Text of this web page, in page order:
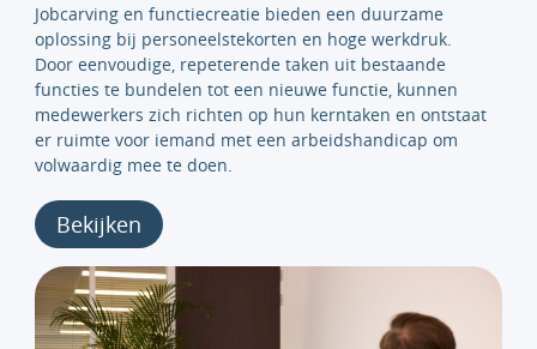
Jobcarving en functiecreatie bieden een duurzame
oplossing bij personeelstekorten en hoge werkdruk.
Door eenvoudige, repeterende taken uit bestaande
functies te bundelen tot een nieuwe functie, kunnen
medewerkers zich richten op hun kerntaken en ontstaat
er ruimte voor iemand met een arbeidshandicap om
volwaardig mee te doen.
Bekijken